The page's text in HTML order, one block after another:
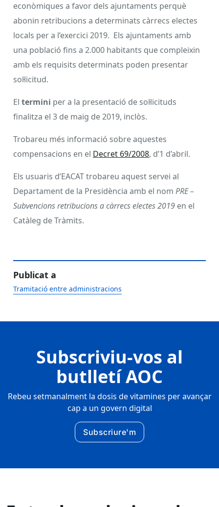
econòmiques a favor dels ajuntaments perquè
abonin retribucions a determinats càrrecs electes
locals per a l’exercici 2019. Els ajuntaments amb
una població fins a 2.000 habitants que compleixin
amb els requisits determinats poden presentar
sol·licitud.
El termini per a la presentació de sol·licituds
finalitza el 3 de maig de 2019, inclòs.
Trobareu més informació sobre aquestes
compensacions en el Decret 69/2008, d’1 d’abril.
Els usuaris d’EACAT trobareu aquest servei al
Departament de la Presidència amb el nom PRE –
Subvencions retribucions a càrrecs electes 2019 en el
Catàleg de Tràmits.
Publicat a
Tramitació entre administracions
Subscriviu-vos al
butlletí AOC
Rebeu setmanalment la dosis de vitamines per avançar
cap a un govern digital
Subscriure'm